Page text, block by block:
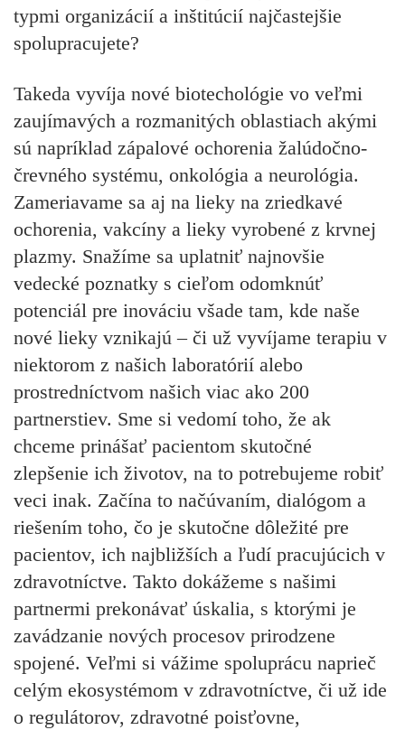
typmi organizácií a inštitúcií najčastejšie
spolupracujete?
Takeda vyvíja nové biotechológie vo veľmi
zaujímavých a rozmanitých oblastiach akými
sú napríklad zápalové ochorenia žalúdočno-
črevného systému, onkológia a neurológia.
Zameriavame sa aj na lieky na zriedkavé
ochorenia, vakcíny a lieky vyrobené z krvnej
plazmy. Snažíme sa uplatniť najnovšie
vedecké poznatky s cieľom odomknúť
potenciál pre inováciu všade tam, kde naše
nové lieky vznikajú – či už vyvíjame terapiu v
niektorom z našich laboratórií alebo
prostredníctvom našich viac ako 200
partnerstiev. Sme si vedomí toho, že ak
chceme prinášať pacientom skutočné
zlepšenie ich životov, na to potrebujeme robiť
veci inak. Začína to načúvaním, dialógom a
riešením toho, čo je skutočne dôležité pre
pacientov, ich najbližších a ľudí pracujúcich v
zdravotníctve. Takto dokážeme s našimi
partnermi prekonávať úskalia, s ktorými je
zavádzanie nových procesov prirodzene
spojené. Veľmi si vážime spoluprácu naprieč
celým ekosystémom v zdravotníctve, či už ide
o regulátorov, zdravotné poisťovne,